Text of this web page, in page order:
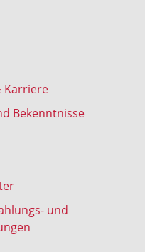
Karriere
Bekenntnisse
und